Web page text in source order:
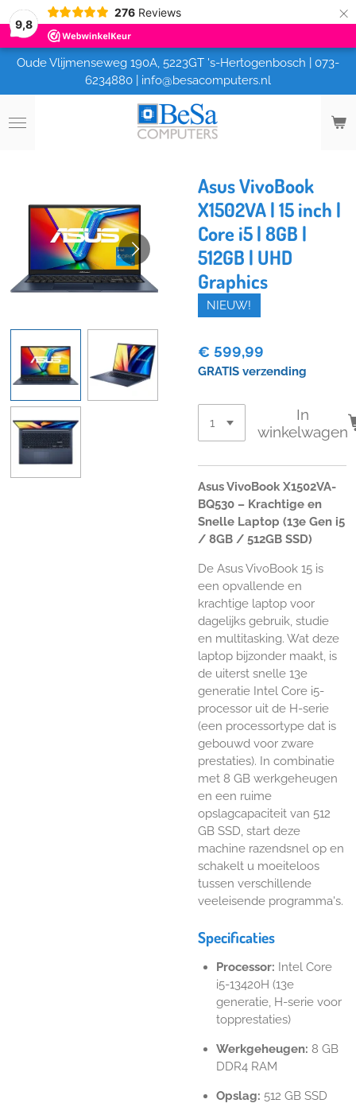
9,8
276 Reviews ×
Oude Vlijmenseweg 190A, 5223GT 's-Hertogenbosch | 073-
6234880 | info@besacomputers.nl
Asus VivoBook
X1502VA | 15 inch |
Core i5 | 8GB |
512GB | UHD
Graphics
NIEUW!
€ 599,99
GRATIS verzending
In
winkelwagen
Asus VivoBook X1502VA-
BQ530 – Krachtige en
Snelle Laptop (13e Gen i5
/ 8GB / 512GB SSD)
De Asus VivoBook 15 is
een opvallende en
krachtige laptop voor
dagelijks gebruik, studie
en multitasking. Wat deze
laptop bijzonder maakt, is
de uiterst snelle 13e
generatie Intel Core i5-
processor uit de H-serie
(een processortype dat is
gebouwd voor zware
prestaties). In combinatie
met 8 GB werkgeheugen
en een ruime
opslagcapaciteit van 512
GB SSD, start deze
machine razendsnel op en
schakelt u moeiteloos
tussen verschillende
veeleisende programma's.
Specificaties
Processor: Intel Core
i5-13420H (13e
generatie, H-serie voor
topprestaties)
Werkgeheugen: 8 GB
DDR4 RAM
Opslag: 512 GB SSD